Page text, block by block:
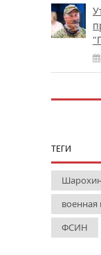
ТЕГИ
военная
ФСИН